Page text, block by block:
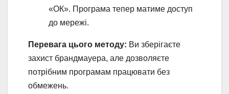
«ОК». Програма тепер матиме доступ
до мережі.
Перевага цього методу: Ви зберігаєте
захист брандмауера, але дозволяєте
потрібним програмам працювати без
обмежень.